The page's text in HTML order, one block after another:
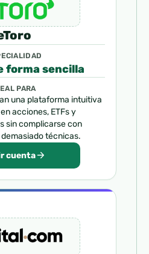
forma sencilla
PARA
una plataforma intuitiva
acciones, ETFs y
sin complicarse con
técnicas.
cuenta